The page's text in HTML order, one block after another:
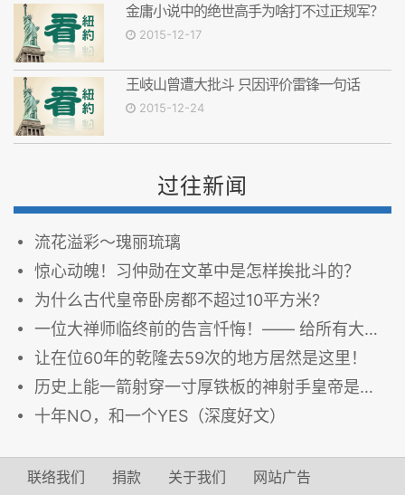
金庸小说中的绝世高手为啥打不过正规军？
2015-12-17
王岐山曾遭大批斗 只因评价雷锋一句话
2015-12-24
过往新闻
流花溢彩～瑰丽琉璃
惊心动魄！习仲勋在文革中是怎样挨批斗的？
为什么古代皇帝卧房都不超过10平方米?
一位大禅师临终前的告言忏悔！—— 给所有大修行人的警告！
让在位60年的乾隆去59次的地方居然是这里！
历史上能一箭射穿一寸厚铁板的神射手皇帝是谁？
十年NO，和一个YES（深度好文）
联络我们 捐款 关于我们 网站广告